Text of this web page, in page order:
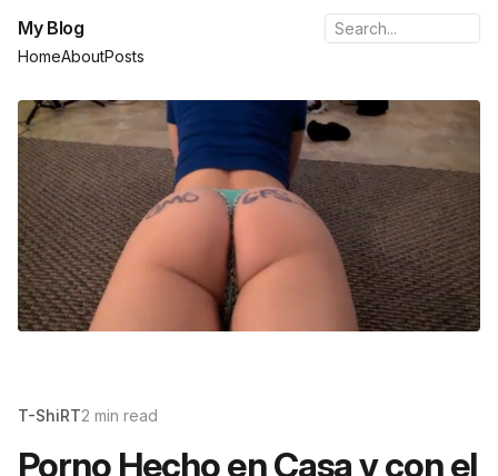
My Blog
HomeAboutPosts
T-ShiRT2 min read
Porno Hecho en Casa y con el